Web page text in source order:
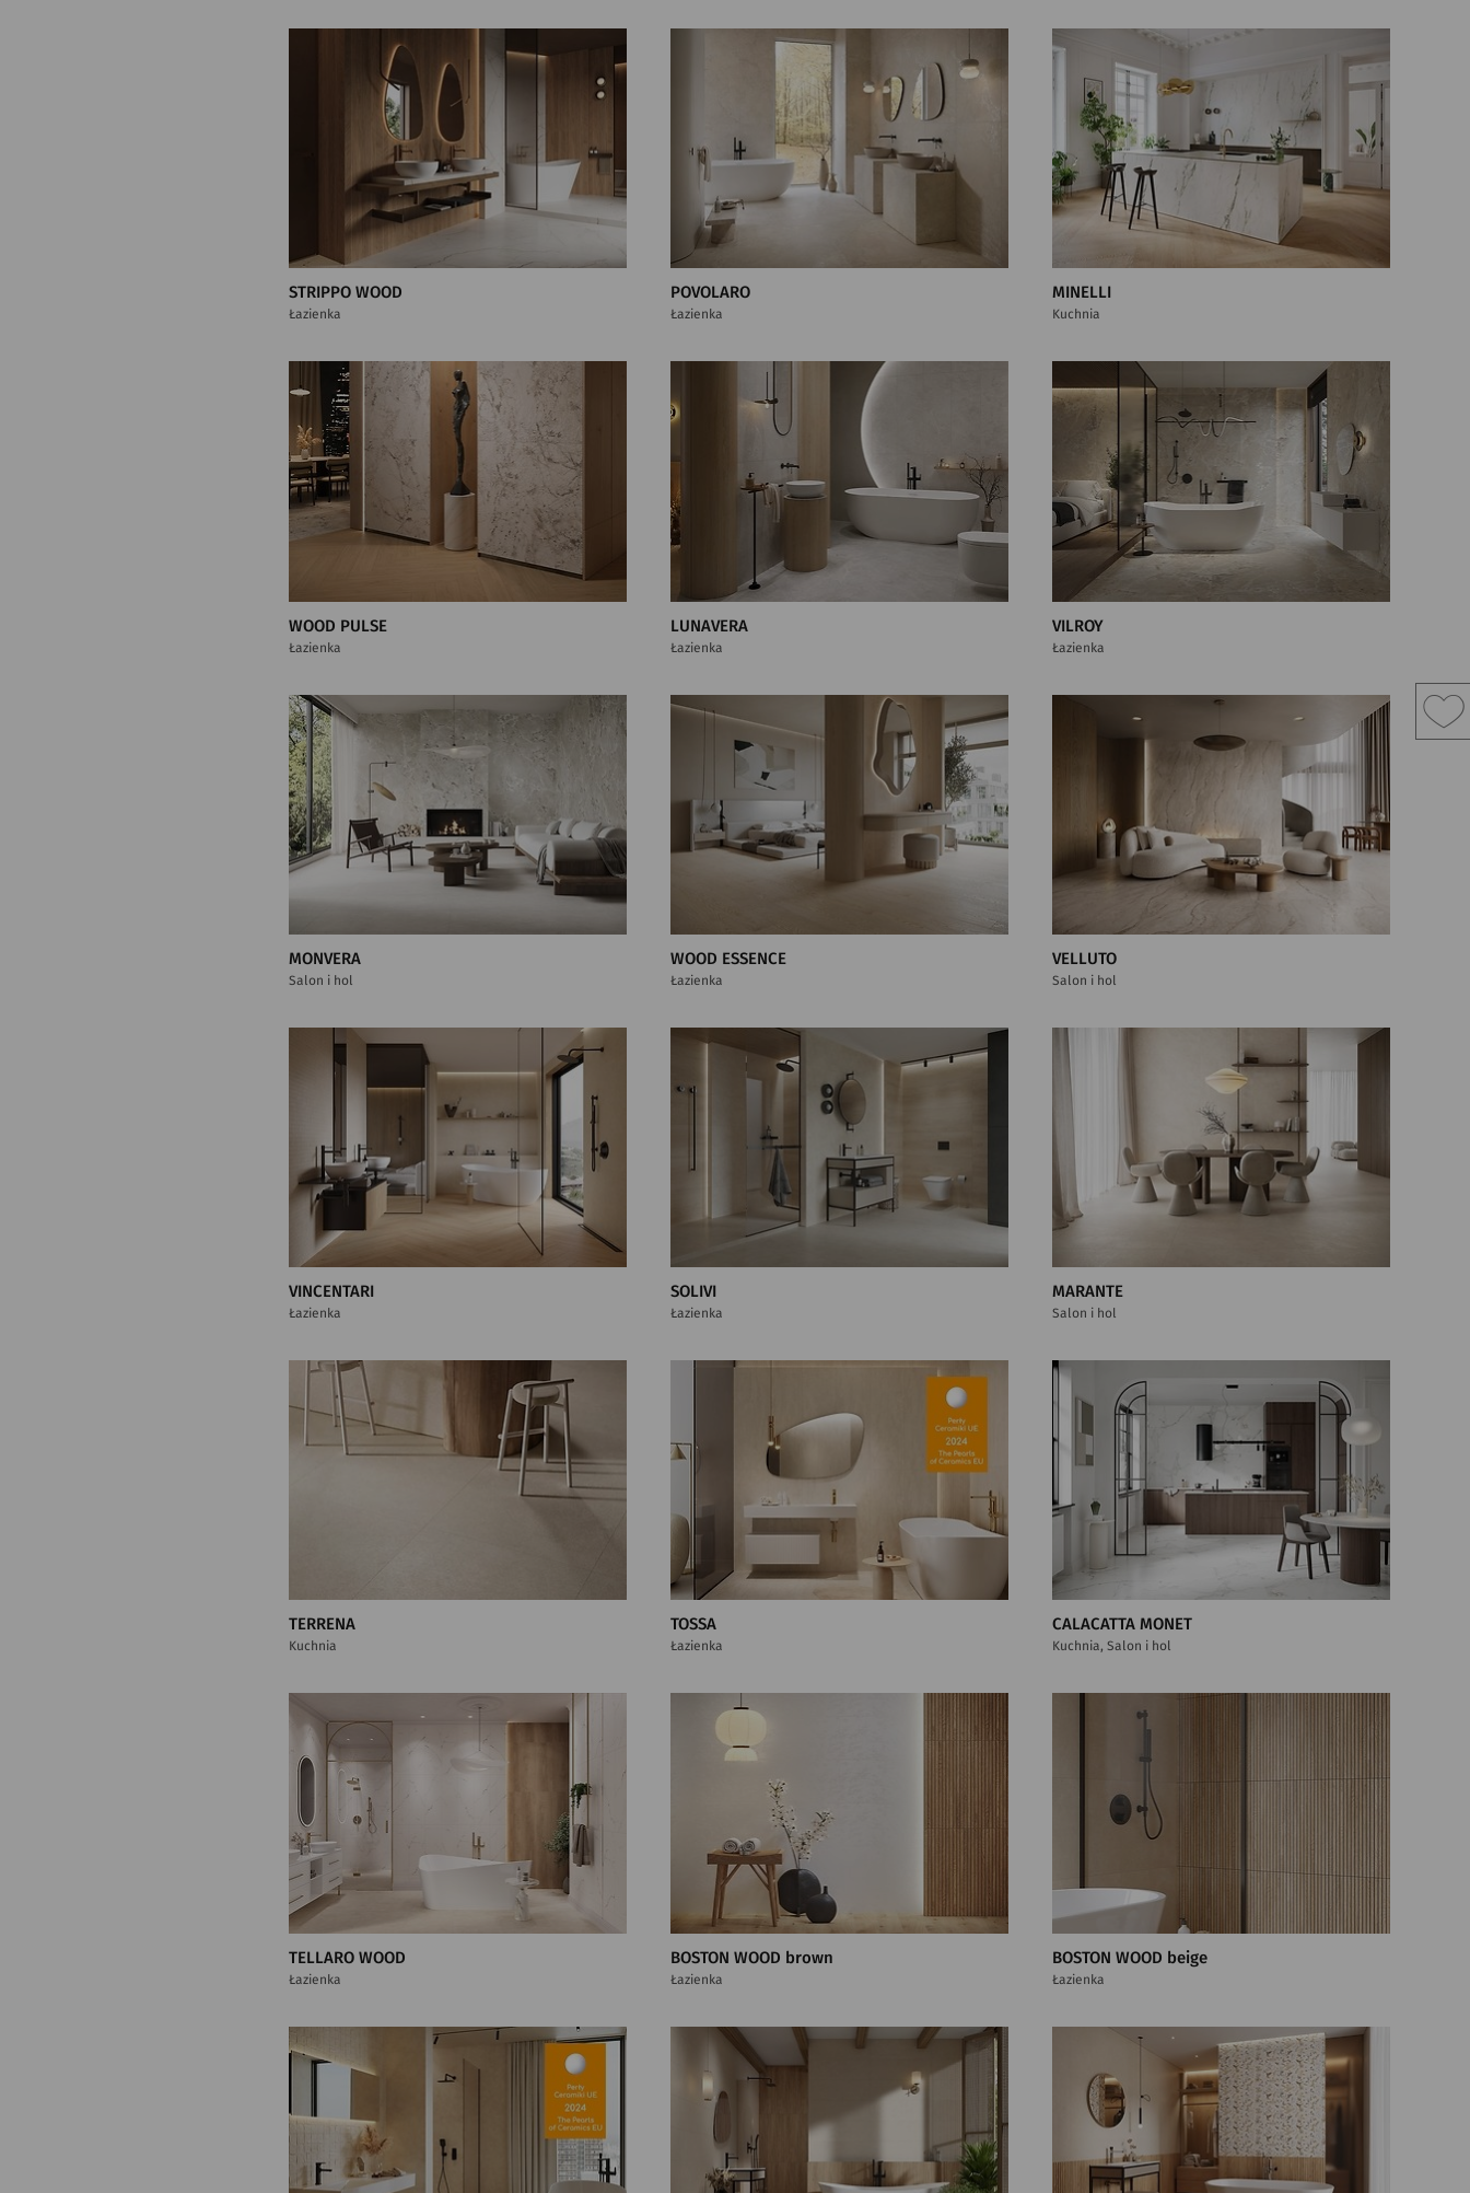
STRIPPO WOOD
Łazienka
POVOLARO
Łazienka
MINELLI
Kuchnia
WOOD PULSE
Łazienka
LUNAVERA
Łazienka
VILROY
Łazienka
MONVERA
Salon i hol
WOOD ESSENCE
Łazienka
VELLUTO
Salon i hol
VINCENTARI
Łazienka
SOLIVI
Łazienka
MARANTE
Salon i hol
TERRENA
Kuchnia
TOSSA
Łazienka
CALACATTA MONET
Kuchnia, Salon i hol
TELLARO WOOD
Łazienka
BOSTON WOOD brown
Łazienka
BOSTON WOOD beige
Łazienka